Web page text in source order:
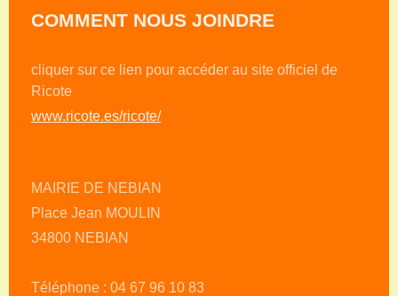
COMMENT NOUS JOINDRE
cliquer sur ce lien pour accéder au site officiel de
Ricote
www.ricote.es/ricote/
MAIRIE DE NEBIAN
Place Jean MOULIN
34800 NEBIAN
Téléphone : 04 67 96 10 83